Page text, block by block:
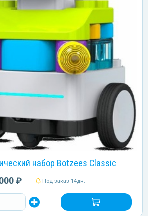
набор Botzees Classic
₽ Под заказ 14дн.